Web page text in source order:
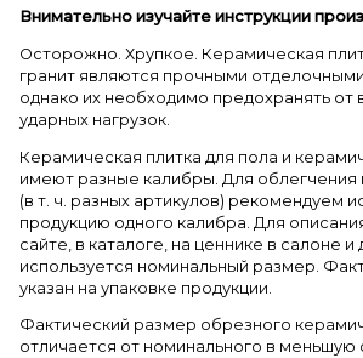
Внимательно изучайте инструкции
Осторожно. Хрупкое. Керамическая
гранит являются прочными
однако их необходимо предохранять от
ударных нагрузок.
Керамическая плитка для пола и
имеют разные калибры. Для облегчения
(в т. ч. разных артикулов) рекомендуем
продукцию одного калибра. Для
сайте, в каталоге, на ценнике в салоне и
используется номинальный размер.
указан на упаковке продукции.
Фактический размер обрезного
отличается от номинального в меньшую